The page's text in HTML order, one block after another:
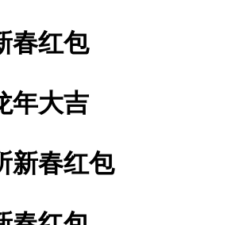
春红包
年大吉
新春红包